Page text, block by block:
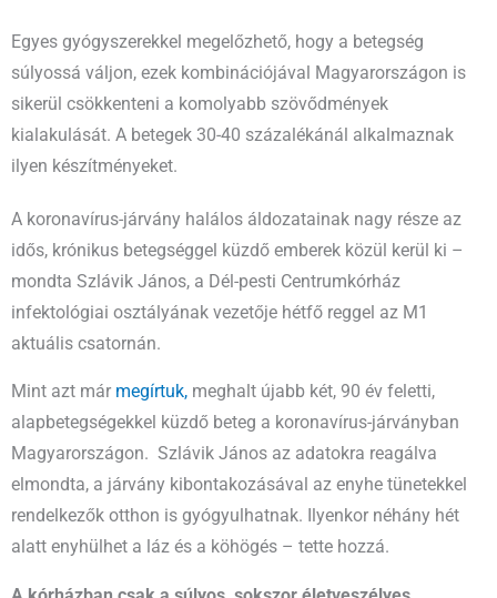
Egyes gyógyszerekkel megelőzhető, hogy a betegség
súlyossá váljon, ezek kombinációjával Magyarországon is
sikerül csökkenteni a komolyabb szövődmények
kialakulását. A betegek 30-40 százalékánál alkalmaznak
ilyen készítményeket.
A koronavírus-járvány halálos áldozatainak nagy része az
idős, krónikus betegséggel küzdő emberek közül kerül ki –
mondta Szlávik János, a Dél-pesti Centrumkórház
infektológiai osztályának vezetője hétfő reggel az M1
aktuális csatornán.
Mint azt már megírtuk, meghalt újabb két, 90 év feletti,
alapbetegségekkel küzdő beteg a koronavírus-járványban
Magyarországon. Szlávik János az adatokra reagálva
elmondta, a járvány kibontakozásával az enyhe tünetekkel
rendelkezők otthon is gyógyulhatnak. Ilyenkor néhány hét
alatt enyhülhet a láz és a köhögés – tette hozzá.